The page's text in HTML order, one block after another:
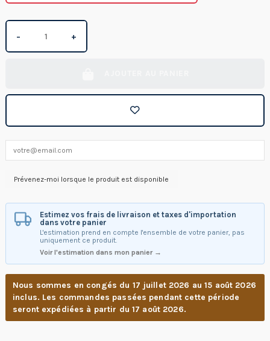
− +
Estimez vos frais de livraison et taxes d'importation
dans votre panier
L'estimation prend en compte l'ensemble de votre panier, pas
uniquement ce produit.
Voir l'estimation dans mon panier →
Nous sommes en congés du 17 juillet 2026 au 15 août 2026
inclus. Les commandes passées pendant cette période
seront expédiées à partir du 17 août 2026.